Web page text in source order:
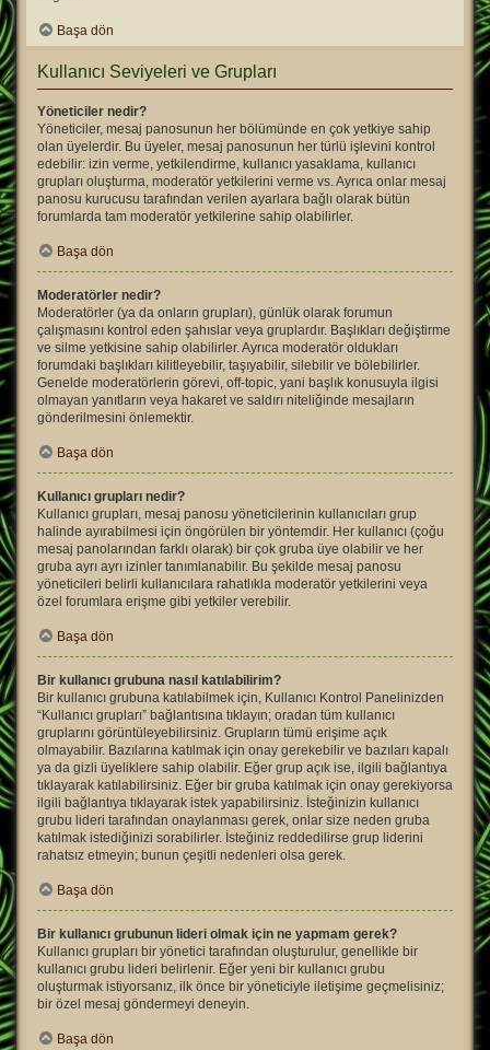
Başa dön
Kullanıcı Seviyeleri ve Grupları
Yöneticiler nedir?
Yöneticiler, mesaj panosunun her bölümünde en çok yetkiye sahip
olan üyelerdir. Bu üyeler, mesaj panosunun her türlü işlevini kontrol
edebilir: izin verme, yetkilendirme, kullanıcı yasaklama, kullanıcı
grupları oluşturma, moderatör yetkilerini verme vs. Ayrıca onlar mesaj
panosu kurucusu tarafından verilen ayarlara bağlı olarak bütün
forumlarda tam moderatör yetkilerine sahip olabilirler.
Başa dön
Moderatörler nedir?
Moderatörler (ya da onların grupları), günlük olarak forumun
çalışmasını kontrol eden şahıslar veya gruplardır. Başlıkları değiştirme
ve silme yetkisine sahip olabilirler. Ayrıca moderatör oldukları
forumdaki başlıkları kilitleyebilir, taşıyabilir, silebilir ve bölebilirler.
Genelde moderatörlerin görevi, off-topic, yani başlık konusuyla ilgisi
olmayan yanıtların veya hakaret ve saldırı niteliğinde mesajların
gönderilmesini önlemektir.
Başa dön
Kullanıcı grupları nedir?
Kullanıcı grupları, mesaj panosu yöneticilerinin kullanıcıları grup
halinde ayırabilmesi için öngörülen bir yöntemdir. Her kullanıcı (çoğu
mesaj panolarından farklı olarak) bir çok gruba üye olabilir ve her
gruba ayrı ayrı izinler tanımlanabilir. Bu şekilde mesaj panosu
yöneticileri belirli kullanıcılara rahatlıkla moderatör yetkilerini veya
özel forumlara erişme gibi yetkiler verebilir.
Başa dön
Bir kullanıcı grubuna nasıl katılabilirim?
Bir kullanıcı grubuna katılabilmek için, Kullanıcı Kontrol Panelinizden
“Kullanıcı grupları” bağlantısına tıklayın; oradan tüm kullanıcı
gruplarını görüntüleyebilirsiniz. Grupların tümü erişime açık
olmayabilir. Bazılarına katılmak için onay gerekebilir ve bazıları kapalı
ya da gizli üyeliklere sahip olabilir. Eğer grup açık ise, ilgili bağlantıya
tıklayarak katılabilirsiniz. Eğer bir gruba katılmak için onay gerekiyorsa
ilgili bağlantıya tıklayarak istek yapabilirsiniz. İsteğinizin kullanıcı
grubu lideri tarafından onaylanması gerek, onlar size neden gruba
katılmak istediğinizi sorabilirler. İsteğiniz reddedilirse grup liderini
rahatsız etmeyin; bunun çeşitli nedenleri olsa gerek.
Başa dön
Bir kullanıcı grubunun lideri olmak için ne yapmam gerek?
Kullanıcı grupları bir yönetici tarafından oluşturulur, genellikle bir
kullanıcı grubu lideri belirlenir. Eğer yeni bir kullanıcı grubu
oluşturmak istiyorsanız, ilk önce bir yöneticiyle iletişime geçmelisiniz;
bir özel mesaj göndermeyi deneyin.
Başa dön